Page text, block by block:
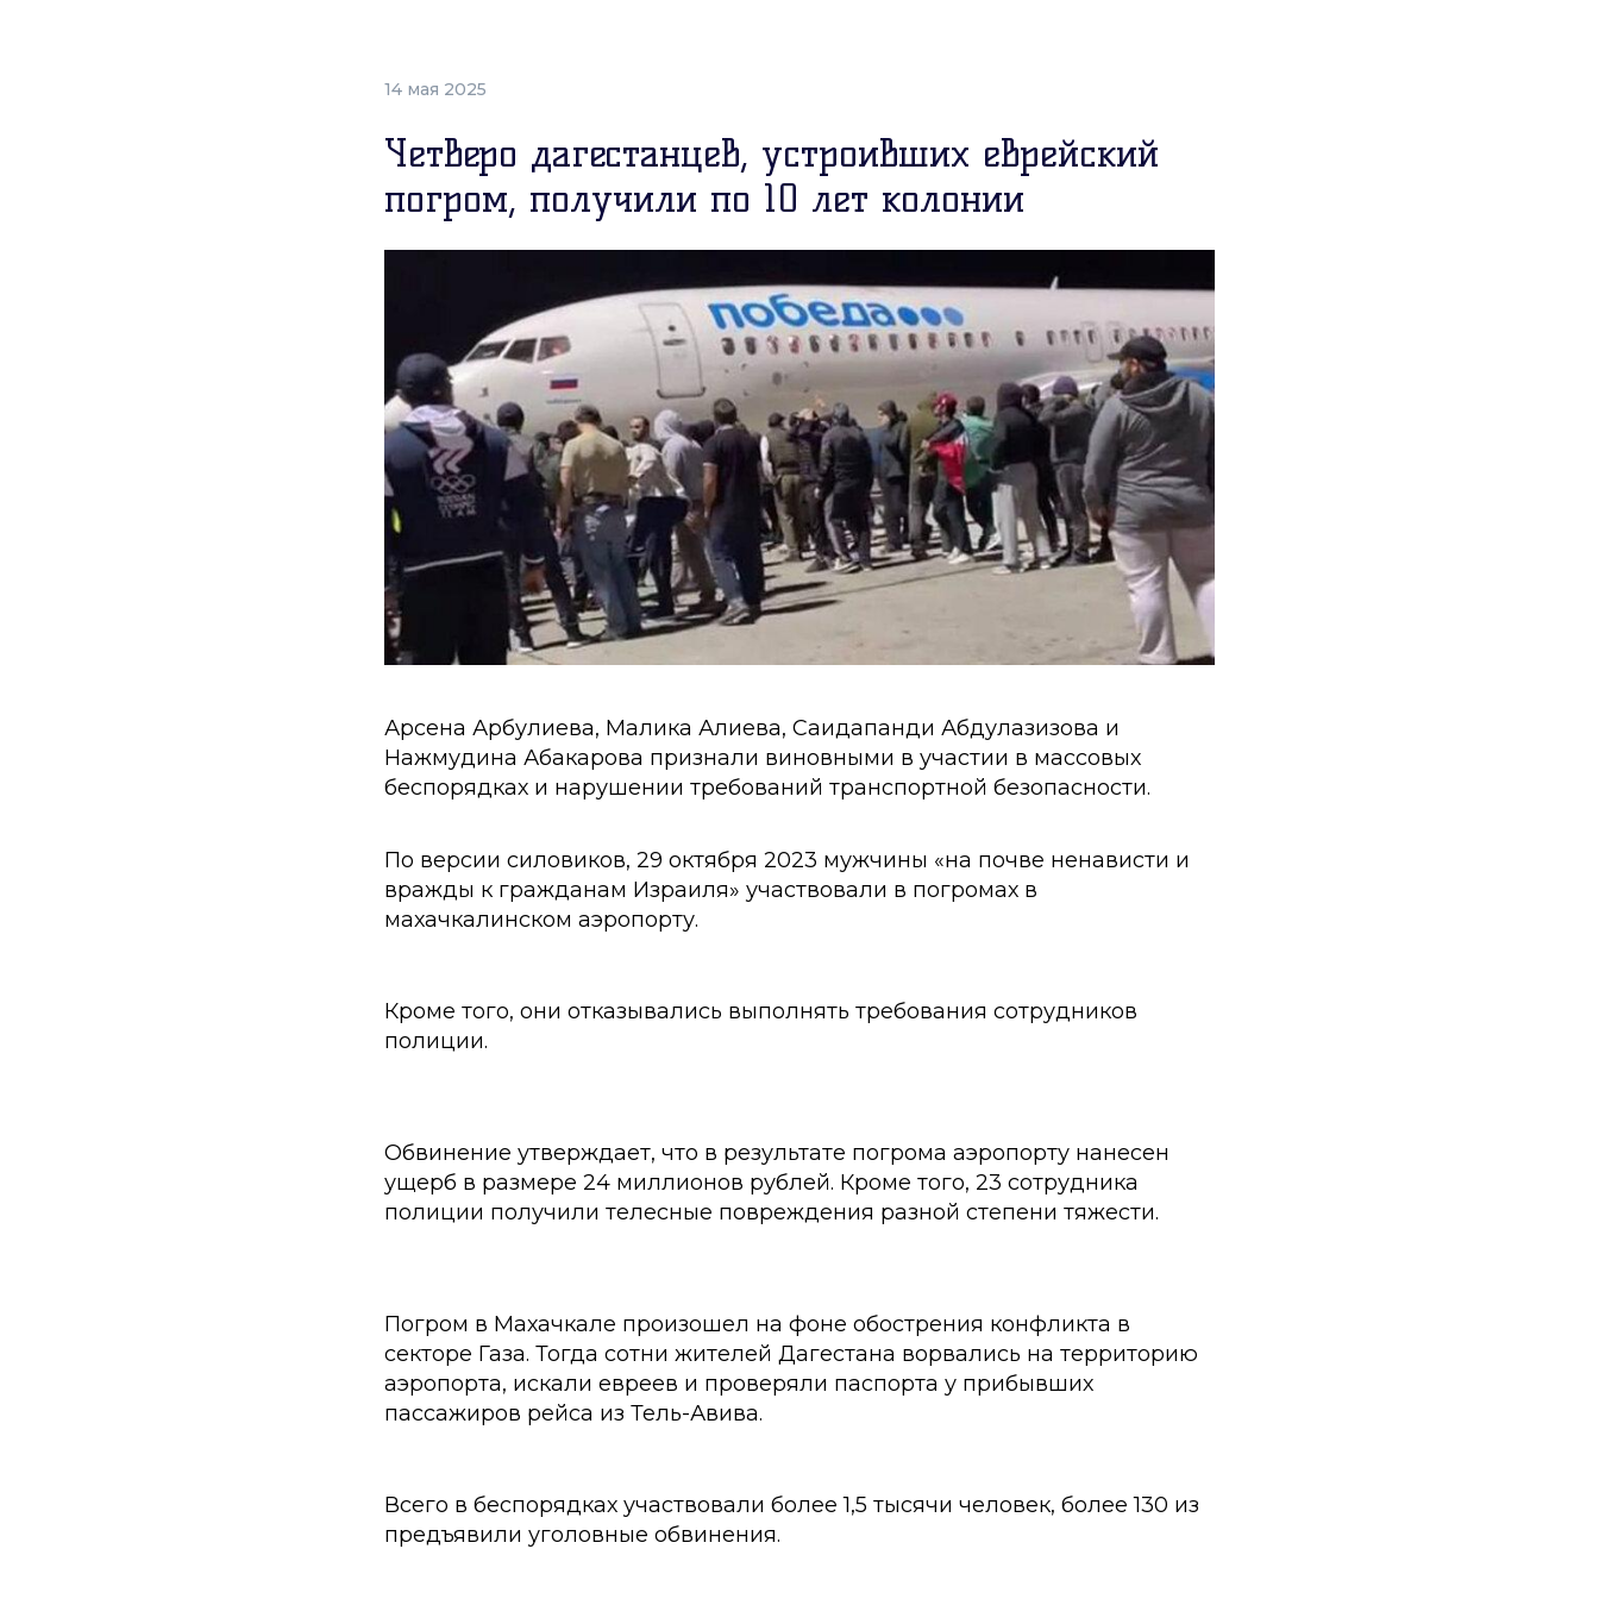
14 мая 2025
Четверо дагестанцев, устроивших еврейский
погром, получили по 10 лет колонии
Арсена Арбулиева, Малика Алиева, Саидапанди Абдулазизова и
Нажмудина Абакарова признали виновными в участии в массовых
беспорядках и нарушении требований транспортной безопасности.
По версии силовиков, 29 октября 2023 мужчины «на почве ненависти и
вражды к гражданам Израиля» участвовали в погромах в
махачкалинском аэропорту.
Кроме того, они отказывались выполнять требования сотрудников
полиции.
Обвинение утверждает, что в результате погрома аэропорту нанесен
ущерб в размере 24 миллионов рублей. Кроме того, 23 сотрудника
полиции получили телесные повреждения разной степени тяжести.
Погром в Махачкале произошел на фоне обострения конфликта в
секторе Газа. Тогда сотни жителей Дагестана ворвались на территорию
аэропорта, искали евреев и проверяли паспорта у прибывших
пассажиров рейса из Тель-Авива.
Всего в беспорядках участвовали более 1,5 тысячи человек, более 130 из
предъявили уголовные обвинения.